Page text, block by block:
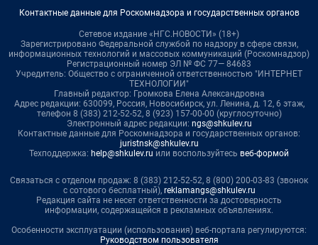
Контактные данные для Роскомнадзора и государственных органов
Сетевое издание «НГС.НОВОСТИ» (18+)
Зарегистрировано Федеральной службой по надзору в сфере связи,
информационных технологий и массовых коммуникаций (Роскомнадзор)
Регистрационный номер ЭЛ № ФС 77— 84683
Учредитель: Общество с ограниченной ответственностью "ИНТЕРНЕТ
ТЕХНОЛОГИИ"
Главный редактор: Громкова Елена Александровна
Адрес редакции: 630099, Россия, Новосибирск, ул. Ленина, д. 12, 6 этаж,
телефон 8 (383) 212-52-52, 8 (923) 157-00-00 (круглосуточно)
Электронный адрес редакции: ngs@shkulev.ru
Контактные данные для Роскомнадзора и государственных органов:
juristnsk@shkulev.ru
Техподдержка: help@shkulev.ru или воспользуйтесь веб-формой
Связаться с отделом продаж: 8 (383) 212-52-52, 8 (800) 200-03-83 (звонок
с сотового бесплатный), reklamangs@shkulev.ru
Редакция сайта не несет ответственности за достоверность
информации, содержащейся в рекламных объявлениях.
Особенности эксплуатации (использования) веб-портала регулируются:
Руководством пользователя